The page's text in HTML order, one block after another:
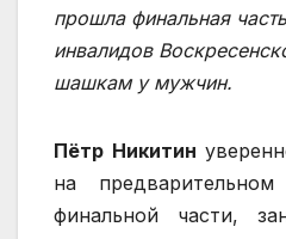
прошла финальная
инвалидов
шашкам у мужчин.
Пётр Никитин
на
финальной части,